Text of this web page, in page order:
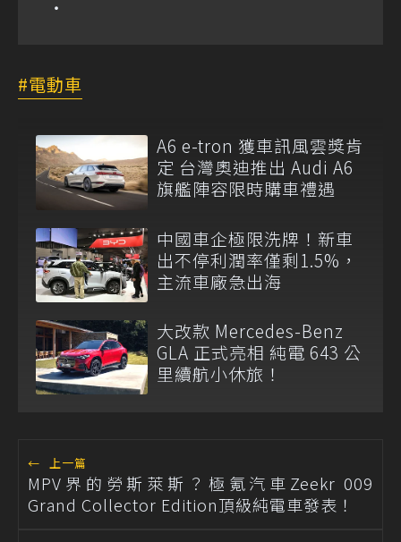
電動車
A6 e-tron 獲車訊風雲獎肯
定 台灣奧迪推出 Audi A6
旗艦陣容限時購車禮遇
中國車企極限洗牌！新車
出不停利潤率僅剩1.5%，
主流車廠急出海
大改款 Mercedes-Benz
GLA 正式亮相 純電 643 公
里續航小休旅！
← 上一篇
MPV界的勞斯萊斯？極氪汽車Zeekr 009
Grand Collector Edition頂級純電車發表！